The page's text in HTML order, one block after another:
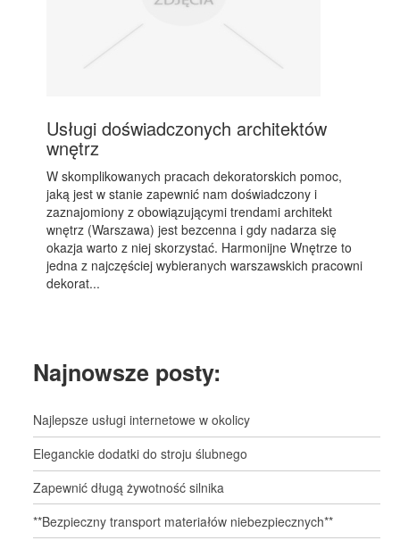
Usługi doświadczonych architektów
wnętrz
W skomplikowanych pracach dekoratorskich pomoc,
jaką jest w stanie zapewnić nam doświadczony i
zaznajomiony z obowiązującymi trendami architekt
wnętrz (Warszawa) jest bezcenna i gdy nadarza się
okazja warto z niej skorzystać. Harmonijne Wnętrze to
jedna z najczęściej wybieranych warszawskich pracowni
dekorat...
Najnowsze posty:
Najlepsze usługi internetowe w okolicy
Eleganckie dodatki do stroju ślubnego
Zapewnić długą żywotność silnika
**Bezpieczny transport materiałów niebezpiecznych**